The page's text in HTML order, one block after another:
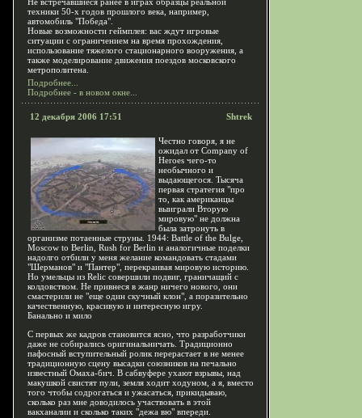
техники 50-х годов прошлого века, например,
автомобиль "Победа".
Новые возможности геймплея: вас ждут игровые
ситуации с ограничением на время прохождения,
использование тяжелого стационарного вооружения, а
также моделирование движения поездов московского
метрополитена.
Подробнее...
Подробнее - в новом окне...
12 декабря 2006 17:51 Shtrek
Честно говоря, я не
ожидал от Company of
Heroes чего-то
необычного и
выдающегося. Тысяча
первая стратегия "про
то, как американцы
выиграли Вторую
мировую" не должна
была затронуть в
организме потаенные струны. 1944: Battle of the Bulge,
Moscow to Berlin, Rush for Berlin и аналогичные поделки
надолго отбили у меня желание командовать стадами
"Шерманов" и "Пантер", перекраивая мировую историю.
Но умельцы из Relic совершили подвиг, граничащий с
колдовством. Не привнеся в жанр ничего нового, они
смастерили не "еще один скучный клон", а поразительно
качественную, красивую и интересную игру.
Банально и мило
С первых же кадров становится ясно, что разработчики
даже не собирались оригинальничать. Традиционно
пафосный вступительный ролик перерастает в не менее
традиционную сцену высадки союзников на печально
известный Омаха-бич. В сабвуфере ухают взрывы, над
макушкой свистят пули, земля ходит ходуном, а я, вместо
того чтобы содрогаться и ужасаться, прикидываю,
сколько раз мне доводилось участвовать в этой
вакханалии и сколько таких "дежа вю" впереди.